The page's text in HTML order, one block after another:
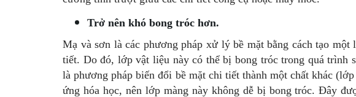
Trở nên khó bong tróc hơn.
Mạ và sơn là các phương pháp xử lý bề mặt bằng cách tạo
tiết. Do đó, lớp vật liệu này có thể bị bong tróc trong quá trình
là phương pháp biến đổi bề mặt chi tiết thành một chất khác (lớp
ứng hóa học, nên lớp màng này không dễ bị bong tróc. Đây